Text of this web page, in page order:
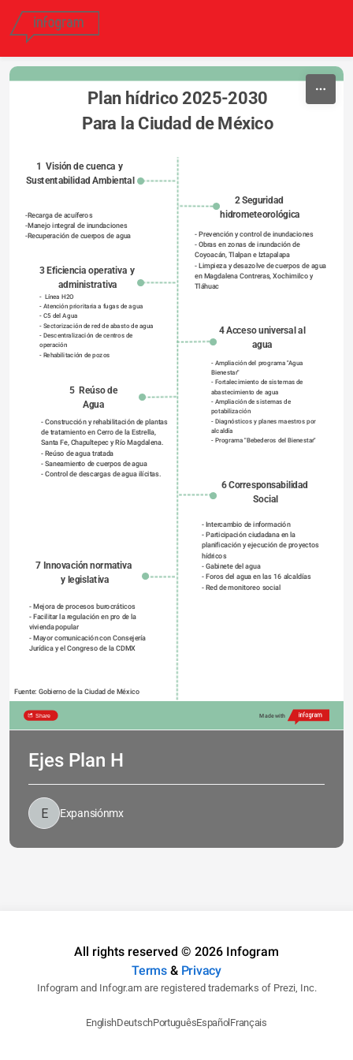
Plan hídrico 2025-2030
Para la Ciudad de México
1  Visión de cuenca y
Sustentabilidad Ambiental
2 Seguridad
hidrometeorológica
-Recarga de acuíferos
-Manejo integral de inundaciones
-Recuperación de cuerpos de agua
- Prevención y control de inundaciones
- Obras en zonas de inundación de
Coyoacán, Tlalpan e Iztapalapa
- Limpieza y desazolve de cuerpos de agua
en Magdalena Contreras, Xochimilco y
Tláhuac
3 Eficiencia operativa y
administrativa
-  Línea H2O
- Atención prioritaria a fugas de agua
- C5 del Agua
- Sectorización de red de abasto de agua
- Descentralización de centros de
operación
- Rehabilitación de pozos
4 Acceso universal al
agua
- Ampliación del programa "Agua
Bienestar"
- Fortalecimiento de sistemas de
abastecimiento de agua
- Ampliación de sistemas de
potabilización
- Diagnósticos y planes maestros por
alcaldía
- Programa "Bebederos del Bienestar"
5  Reúso de
Agua
- Construcción y rehabilitación de plantas
de tratamiento en Cerro de la Estrella,
Santa Fe, Chapultepec y Río Magdalena.
- Reúso de agua tratada
- Saneamiento de cuerpos de agua
- Control de descargas de agua ilícitas.
6 Corresponsabilidad
Social
- Intercambio de información
- Participación ciudadana en la
planificación y ejecución de proyectos
hídricos
- Gabinete del agua
- Foros del agua en las 16 alcaldías
- Red de monitoreo social
7 Innovación normativa
y legislativa
- Mejora de procesos burocráticos
- Facilitar la regulación en pro de la
vivienda popular
- Mayor comunicación con Consejería
Jurídica y el Congreso de la CDMX
Fuente: Gobierno de la Ciudad de México
12 de diciembre
Senado no invita a Norma Piña a la
entrega de la medalla Belisario
Share Made with
Ejes Plan H
Expansiónmx
All rights reserved © 2026 Infogram
Terms& Privacy
Infogram and Infogr.am are registered trademarks of Prezi, Inc.
EnglishDeutschPortuguêsEspañol Français